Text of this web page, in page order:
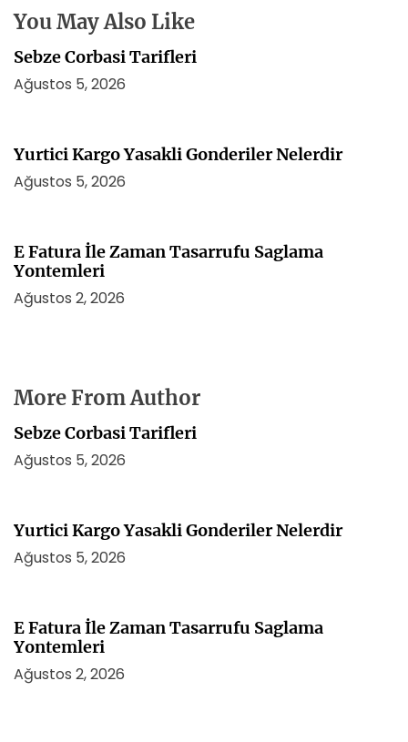
i
You May Also Like
Sebze Corbasi Tarifleri
Ağustos 5, 2026
Yurtici Kargo Yasakli Gonderiler Nelerdir
Ağustos 5, 2026
E Fatura İle Zaman Tasarrufu Saglama
Yontemleri
Ağustos 2, 2026
More From Author
Sebze Corbasi Tarifleri
Ağustos 5, 2026
Yurtici Kargo Yasakli Gonderiler Nelerdir
Ağustos 5, 2026
E Fatura İle Zaman Tasarrufu Saglama
Yontemleri
Ağustos 2, 2026